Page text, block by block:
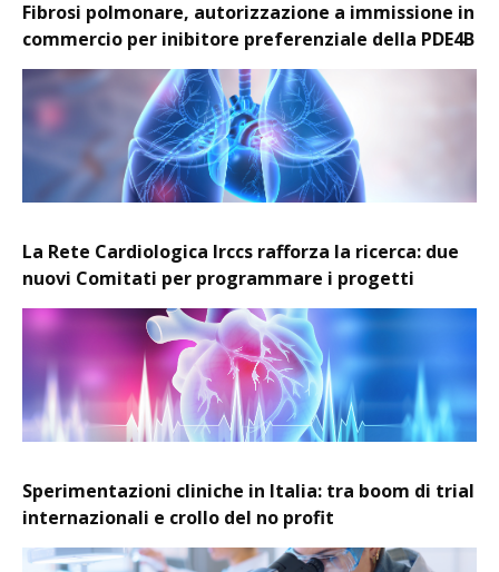
Fibrosi polmonare, autorizzazione a immissione in
commercio per inibitore preferenziale della PDE4B
La Rete Cardiologica Irccs rafforza la ricerca: due
nuovi Comitati per programmare i progetti
Sperimentazioni cliniche in Italia: tra boom di trial
internazionali e crollo del no profit